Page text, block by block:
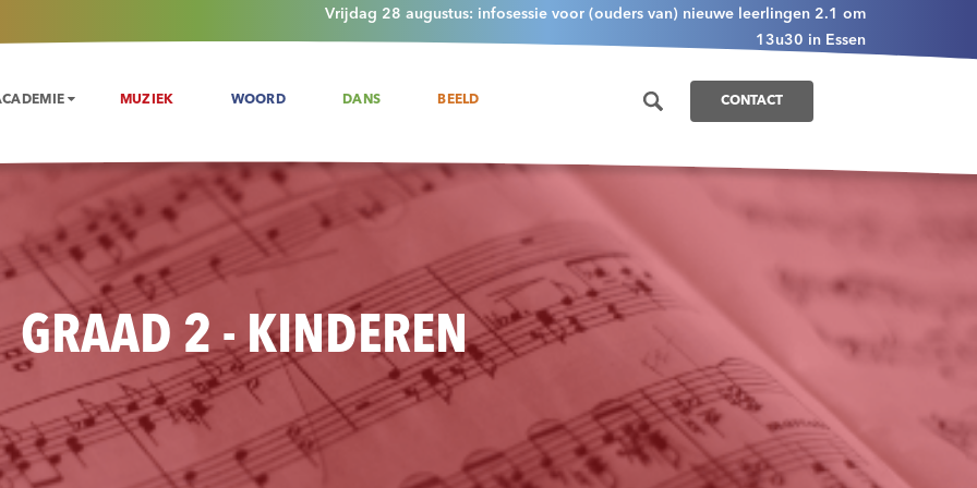
Vrijdag 28 augustus: infosessie voor (ouders van) nieuwe leerlingen 2.1 om
13u30 in Essen
MUZIEK WOORD DANS BEELD CONTACT
GRAAD 2 - KINDEREN